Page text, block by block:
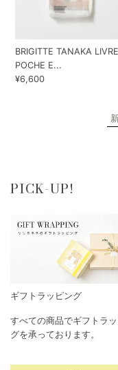
BRIGITTE TANAKA LIVRE
POCHE E...
¥6,600
PICK-UP!
ギフトラッピング
すべての商品でギフトラ
グを承っております。